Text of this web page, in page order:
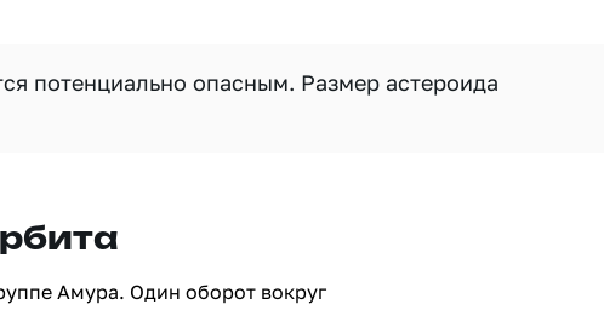
потенциально опасным. Размер астероида
Амура. Один оборот вокруг